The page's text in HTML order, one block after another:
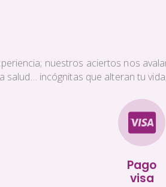
nuestros aciertos nos
salud… incógnitas que alteran tu
Pago
visa